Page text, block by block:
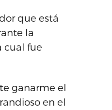
que está
la
cual fue
ganarme el
en el